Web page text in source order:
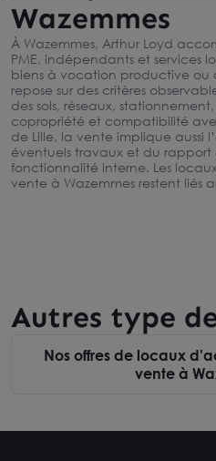
Wazemmes
À Wazemmes, Arthur Loyd
PME, indépendants et services
biens à vocation productive ou
repose sur des critères
des sols, réseaux,
copropriété et compatibilité
de Lille, la vente implique aussi
éventuels travaux et du rapport
fonctionnalité interne. Les
vente à Wazemmes restent liés
Autres type
Nos offres de locaux
vente à